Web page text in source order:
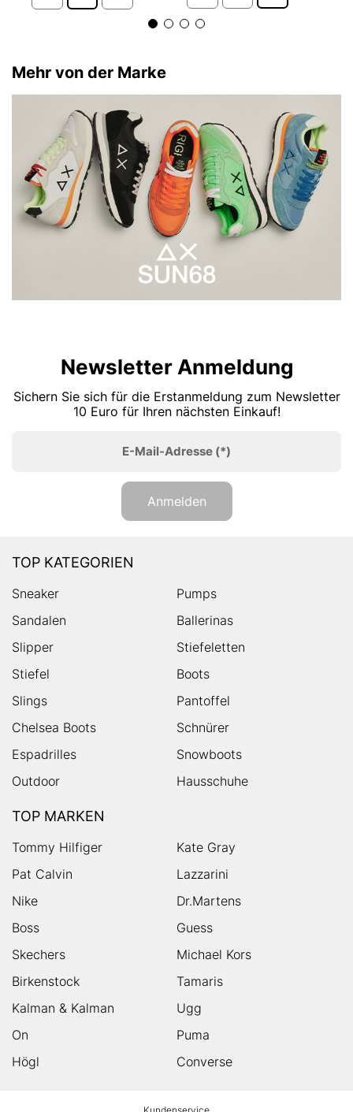
Mehr von der Marke
Newsletter Anmeldung
Sichern Sie sich für die Erstanmeldung zum Newsletter
10 Euro für Ihren nächsten Einkauf!
E-Mail-Adresse (*)
Anmelden
TOP KATEGORIEN
Sneaker
Pumps
Sandalen
Ballerinas
Slipper
Stiefeletten
Stiefel
Boots
Slings
Pantoffel
Chelsea Boots
Schnürer
Espadrilles
Snowboots
Outdoor
Hausschuhe
TOP MARKEN
Tommy Hilfiger
Kate Gray
Pat Calvin
Lazzarini
Nike
Dr.Martens
Boss
Guess
Skechers
Michael Kors
Birkenstock
Tamaris
Kalman & Kalman
Ugg
On
Puma
Högl
Converse